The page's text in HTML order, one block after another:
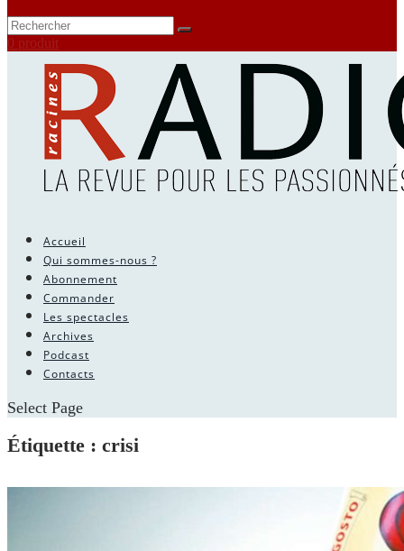
0 produit
Accueil
Qui sommes-nous ?
Abonnement
Commander
Les spectacles
Archives
Podcast
Contacts
Select Page
Étiquette : crisi